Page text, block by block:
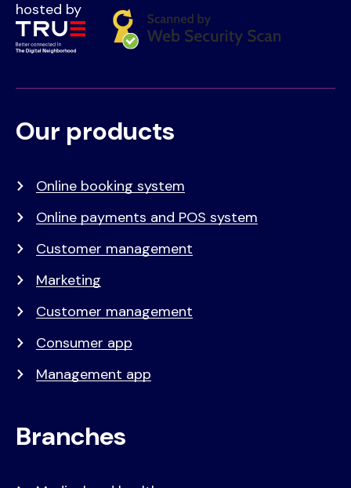
hosted by
Voet
Primair
Our products
Online booking system
Online payments and POS system
Customer management
Marketing
Customer management
Consumer app
Management app
Branches